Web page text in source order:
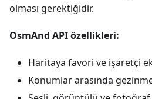
olması gerektiğidir.
OsmAnd API özellikleri:
Haritaya favori ve işaretçi
Konumlar arasında